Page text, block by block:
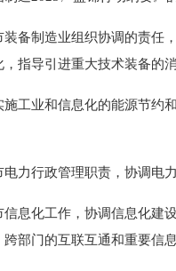
制造业组织协调的责任，
指导引进重大技术装备的
业和信息化的能源节约和
行政管理职责，协调电
化工作，协调信息化建设
部门的互联互通和重要信